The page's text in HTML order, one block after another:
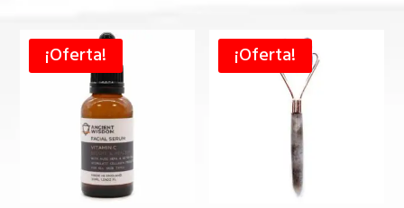
¡Oferta! ¡Oferta!